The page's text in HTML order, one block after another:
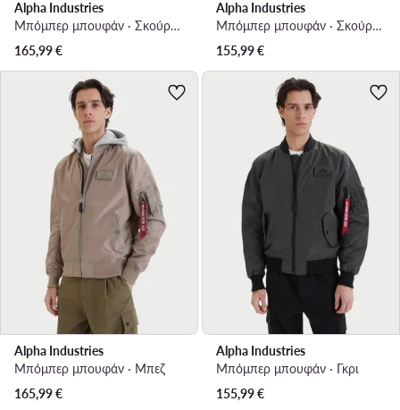
Alpha Industries
Μπόμπερ μπουφάν · Σκούρο μπλε
165,99€
Alpha Industries
Μπόμπερ μπουφάν · Σκούρο μπλε
155,99€
Alpha Industries
Μπόμπερ μπουφάν · Μπεζ
165,99€
Alpha Industries
Μπόμπερ μπουφάν · Γκρι
155,99€